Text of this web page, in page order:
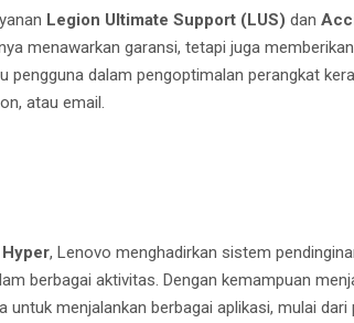
Legion Ultimate Support (LUS) dan
menawarkan garansi, tetapi juga
pengguna dalam pengoptimalan perangkat
atau email.
, Lenovo menghadirkan sistem
berbagai aktivitas. Dengan kemampuan
untuk menjalankan berbagai aplikasi, mulai